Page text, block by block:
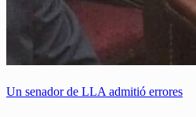
Un senador de LLA admitió errores